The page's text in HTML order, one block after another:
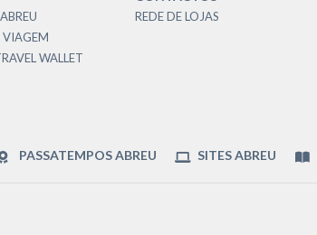
VIAGEM
WALLET
REDE DE LOJAS
PASSATEMPOS ABREU SITES ABREU